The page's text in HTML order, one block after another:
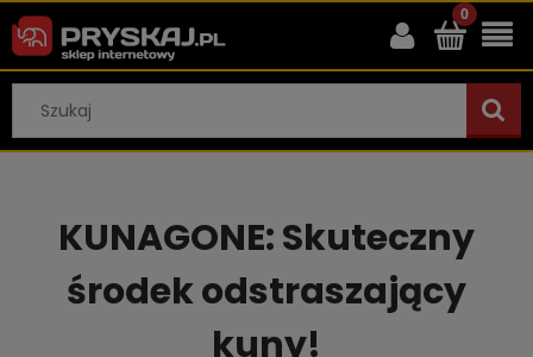
KUNAGONE: Skuteczny
środek odstraszający
kuny!